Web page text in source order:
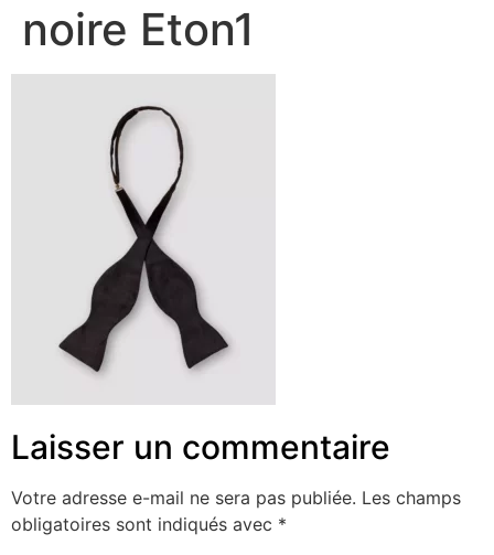
noire Eton1
Laisser un commentaire
Votre adresse e-mail ne sera pas publiée. Les champs
obligatoires sont indiqués avec *